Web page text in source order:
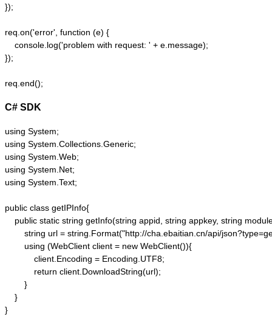
});
req.on('error', function (e) {
    console.log('problem with request: ' + e.message);
});
C# SDK
using System;
using System.Collections.Generic;
using System.Web;
using System.Net;
using System.Text;
public class getIPInfo{
public static string getInfo(string appid, string appkey, string
string url = string.Format("http://cha.ebaitian.cn/api/
        using (WebClient client = new WebClient()){
            client.Encoding = Encoding.UTF8;
            return client.DownloadString(url);
        }
    }
}